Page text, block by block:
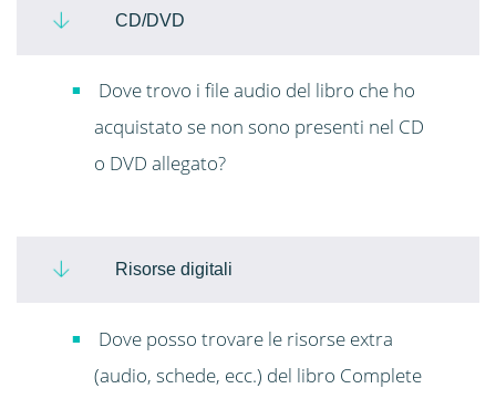
CD/DVD
Dove trovo i file audio del libro che ho
acquistato se non sono presenti nel CD
o DVD allegato?
Risorse digitali
Dove posso trovare le risorse extra
(audio, schede, ecc.) del libro Complete